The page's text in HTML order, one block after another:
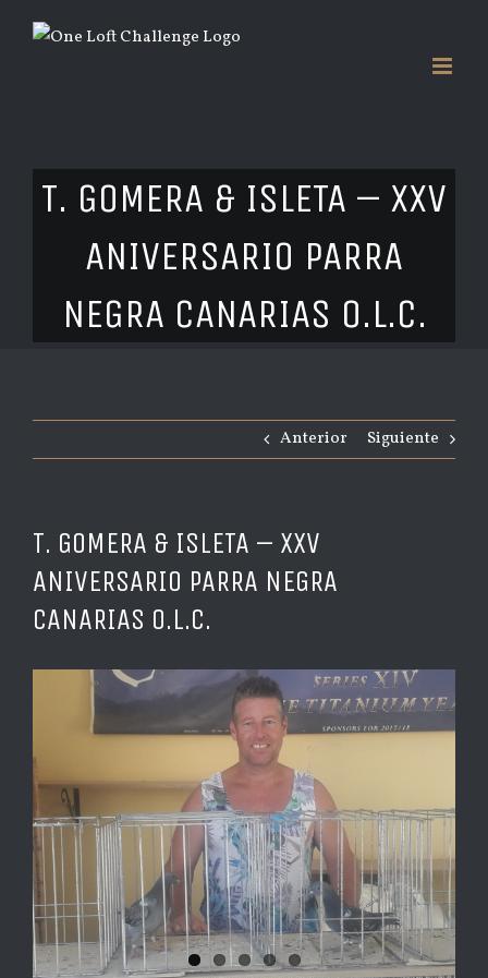
T. GOMERA & ISLETA – XXV
ANIVERSARIO PARRA
NEGRA CANARIAS O.L.C.
Anterior Siguiente
T. GOMERA & ISLETA – XXV
ANIVERSARIO PARRA NEGRA
CANARIAS O.L.C.